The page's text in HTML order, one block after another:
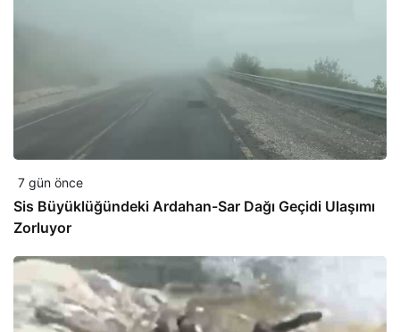
7 gün önce
Sis Büyüklüğündeki Ardahan-Sar Dağı Geçidi Ulaşımı
Zorluyor